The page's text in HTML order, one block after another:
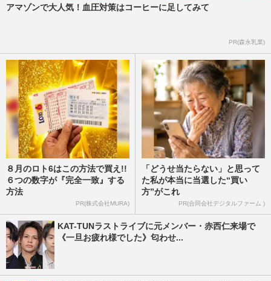
アマゾンで大人気！血圧対策はコーヒーに足してみて
PR(森永乳業)
８月のロト6はこの方法で買え!!
６つの数字が『完全一致』する
方法
PR(株式会社MURA)
「どうせ当たらない」と思って
た私が本当に当選した“買い
方”がこれ
PR(合同会社デジタルファーム )
KAT-TUNラストライブに元メンバー・赤西仁来場で
《一旦お疲れ様でした》匂わせ...